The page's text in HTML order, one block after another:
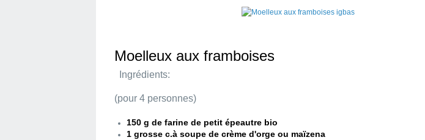
Moelleux aux framboises
Ingrédients:
(pour 4 personnes)
150 g de farine de petit épeautre bio
1 grosse c.à soupe de crème d'orge ou maïzena